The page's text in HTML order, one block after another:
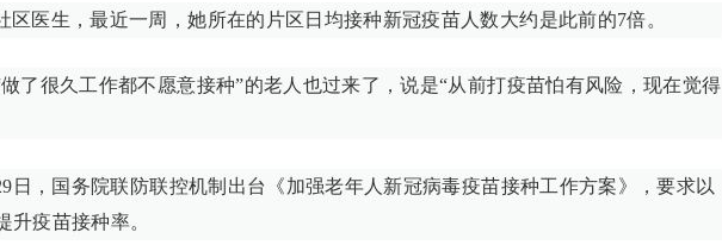
区医生，最近一周，她所在的片区日均接种新冠疫苗人数大约是此前的7倍。
了很久工作都不愿意接种”的老人也过来了，说是“从前打疫苗怕有风险，现在觉得
日，国务院联防联控机制出台《加强老年人新冠病毒疫苗接种工作方案》，要求以
升疫苗接种率。